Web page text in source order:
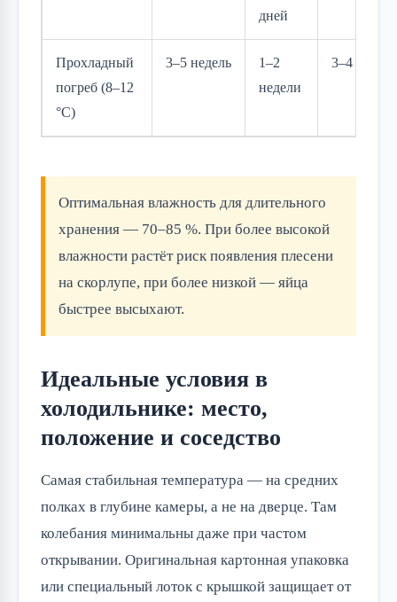
дней
Прохладный
погреб (8–12
°C)
3–5 недель
1–2
недели
3–4 дня
Оптимальная влажность для длительного
хранения — 70–85 %. При более высокой
влажности растёт риск появления плесени
на скорлупе, при более низкой — яйца
быстрее высыхают.
Идеальные условия в
холодильнике: место,
положение и соседство
Самая стабильная температура — на средних
полках в глубине камеры, а не на дверце. Там
колебания минимальны даже при частом
открывании. Оригинальная картонная упаковка
или специальный лоток с крышкой защищает от